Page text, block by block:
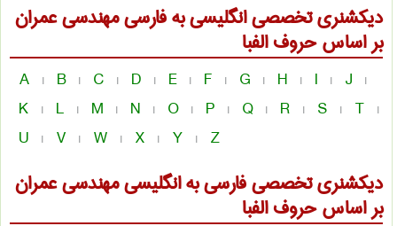
دیکشنری تخصصی انگلیسی به فارسیمهندسی عمران
بر اساس حروف الفبا
A | B | C | D | E | F | G | H | I | J |
K | L | M | N | O | P | Q | R | S | T |
U | V | W | X | Y | Z
دیکشنری تخصصی فارسی به انگلیسیمهندسی عمران
بر اساس حروف الفبا